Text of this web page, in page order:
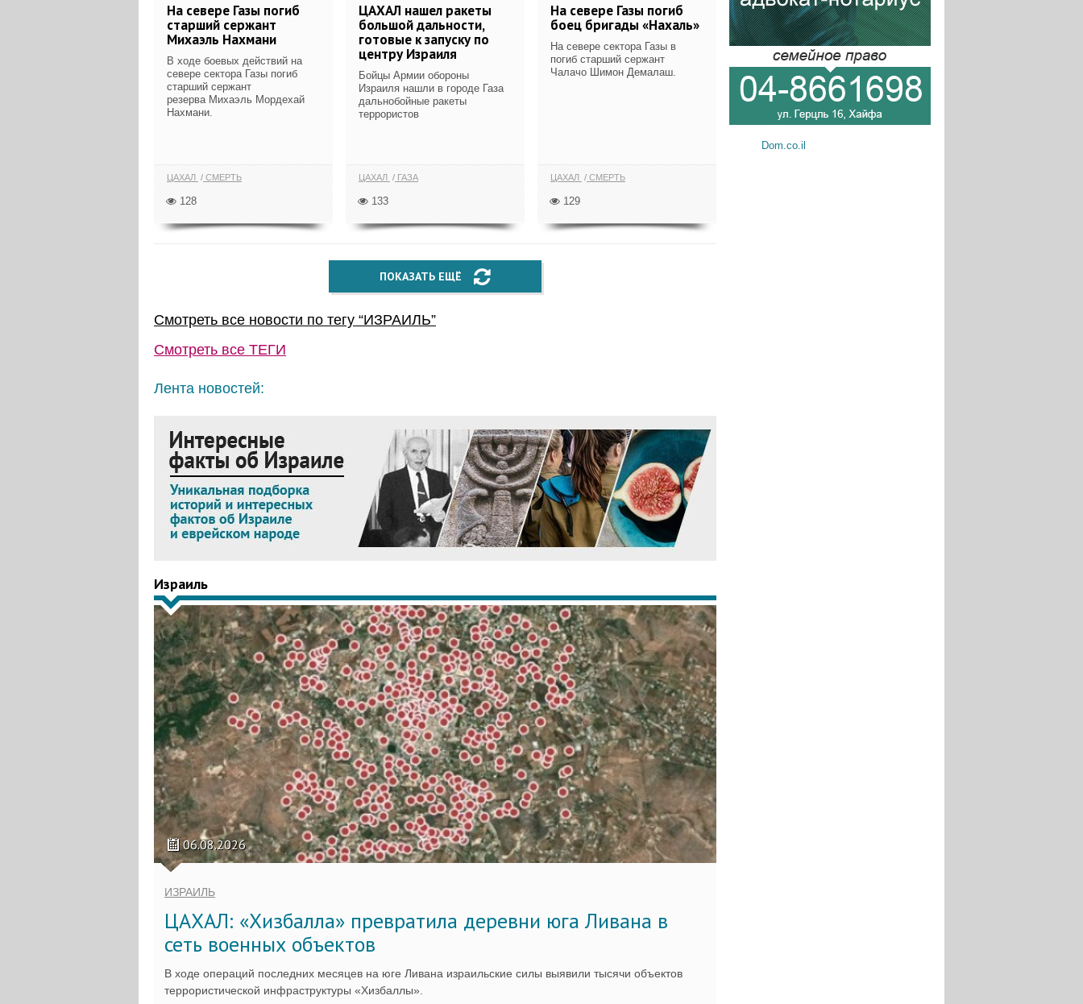
На севере Газы погиб
старший сержант
Михаэль Нахмани
В ходе боевых действий на
севере сектора Газы погиб
старший сержант
резерва Михаэль Мордехай
Нахмани.
ЦАХАЛ СМЕРТЬ
128
ЦАХАЛ нашел ракеты
большой дальности,
готовые к запуску по
центру Израиля
Бойцы Армии обороны
Израиля нашли в городе Газа
дальнобойные ракеты
террористов
ЦАХАЛ ГАЗА
133
На севере Газы погиб
боец бригады «Нахаль»
На севере сектора Газы в
погиб старший сержант
Чалачо Шимон Демалаш.
ЦАХАЛ СМЕРТЬ
129
ПОКАЗАТЬ ЕЩЁ
Смотреть все новости по тегу “ИЗРАИЛЬ”
Смотреть все ТЕГИ
Лента новостей:
Израиль
06.08.2026
ИЗРАИЛЬ
ЦАХАЛ: «Хизбалла» превратила деревни юга Ливана в
сеть военных объектов
В ходе операций последних месяцев на юге Ливана израильские силы выявили тысячи объектов
террористической инфраструктуры «Хизбаллы».
Dom.co.il